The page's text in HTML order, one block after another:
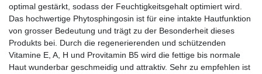
optimal gestärkt, sodass der Feuchtigkeitsgehalt optimiert wird.
Das hochwertige Phytosphingosin ist für eine intakte Hautfunktion
von grosser Bedeutung und trägt zu der Besonderheit dieses
Produkts bei. Durch die regenerierenden und schützenden
Vitamine E, A, H und Provitamin B5 wird die fettige bis normale
Haut wunderbar geschmeidig und attraktiv. Sehr zu empfehlen ist